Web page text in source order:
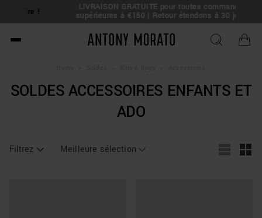
LIVRAISON GRATUITE pour toutes commandes
supérieures à €150 | Retour étendons à 30 jours
Antony Morato - Official
SOLDES ACCESSOIRES ENFANTS ET
ADO
Filtrez Meilleure sélection